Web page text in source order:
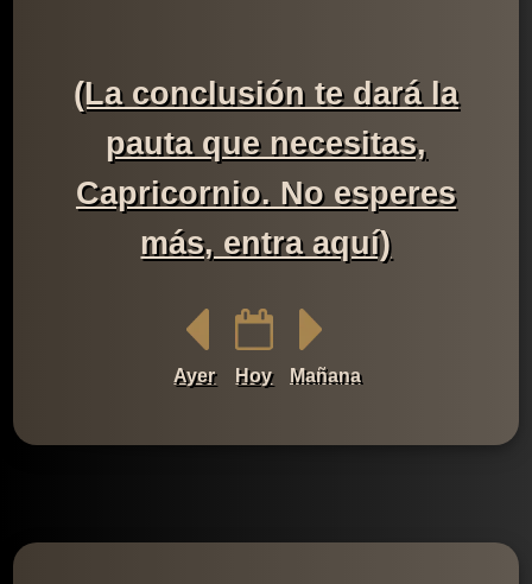
(La conclusión te dará la
pauta que necesitas,
Capricornio. No esperes
más, entra aquí)
Ayer Hoy Mañana